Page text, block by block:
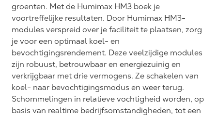
groenten. Met de Humimax HM3 boek je
voortreffelijke resultaten. Door Humimax HM3-
modules verspreid over je faciliteit te plaatsen, zorg
je voor een optimaal koel- en
bevochtigingsrendement. Deze veelzijdige modules
zijn robuust, betrouwbaar en energiezuinig en
verkrijgbaar met drie vermogens. Ze schakelen van
koel- naar bevochtigingsmodus en weer terug.
Schommelingen in relatieve vochtigheid worden, op
basis van realtime bedrijfsomstandigheden, tot een